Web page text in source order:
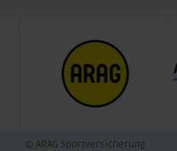
© ARAG Sportversicherung